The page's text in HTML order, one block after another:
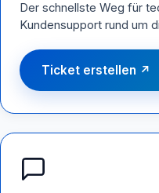
Der schnellste Weg für
Kundensupport rund um
Ticket erstellen ↗